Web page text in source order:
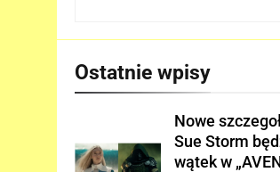
Ostatnie wpisy
Nowe
Sue Storm
wątek w
znaczenia
DAY”!
Lokiego w
FILMY